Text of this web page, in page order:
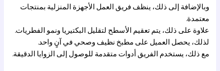
وبالإضافة إلى ذلك، ينظف فريق العمل الأجهزة المنزلية بمنتجات
معتمدة.
علاوة على ذلك، يتم تعقيم الأسطح لتقليل البكتيريا ونمو الفطريات.
لذلك، يحصل العميل على مطبخ نظيف وصحي في آنٍ واحد.
مع ذلك، يستخدم الفريق أدوات متقدمة للوصول إلى الزوايا الدقيقة.